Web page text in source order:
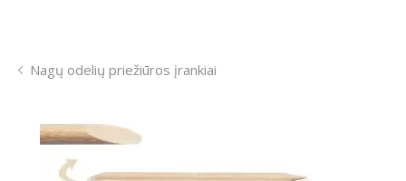
Nagų odelių priežiūros įrankiai